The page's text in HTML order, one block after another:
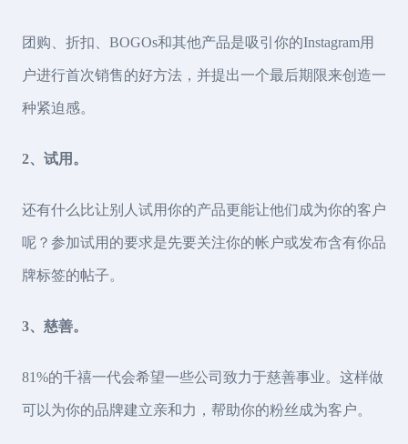
团购、折扣、BOGOs和其他产品是吸引你的Instagram用
户进行首次销售的好方法，并提出一个最后期限来创造一
种紧迫感。
2、试用。
还有什么比让别人试用你的产品更能让他们成为你的客户
呢？参加试用的要求是先要关注你的帐户或发布含有你品
牌标签的帖子。
3、慈善。
81%的千禧一代会希望一些公司致力于慈善事业。这样做
可以为你的品牌建立亲和力，帮助你的粉丝成为客户。